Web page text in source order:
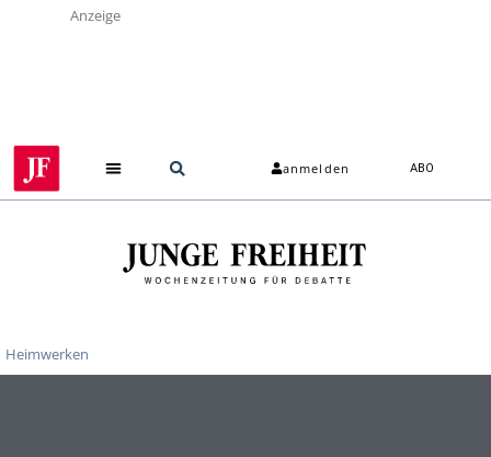
Anzeige
anmelden ABO
Heimwerken